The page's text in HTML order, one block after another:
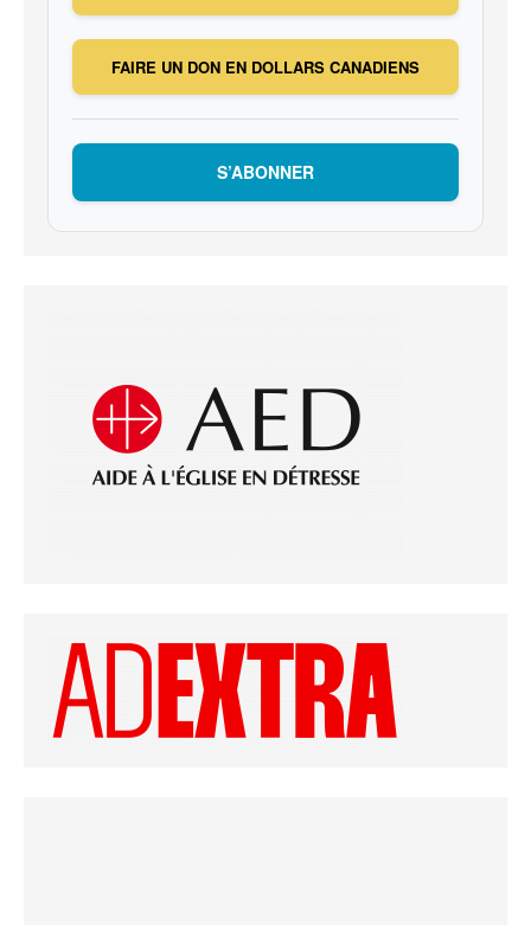
FAIRE UN DON EN DOLLARS CANADIENS
S’ABONNER